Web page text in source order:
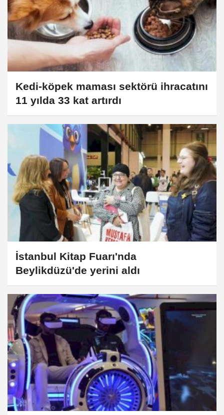
Kedi-köpek maması sektörü ihracatını
11 yılda 33 kat artırdı
İstanbul Kitap Fuarı'nda
Beylikdüzü'de yerini aldı